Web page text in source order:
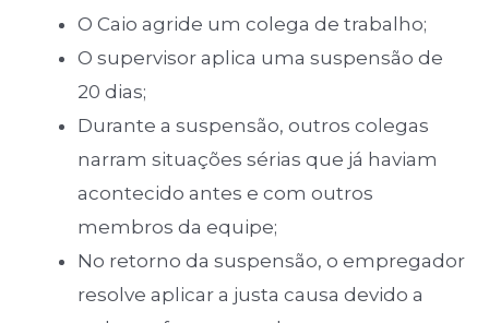
O Caio agride um colega de trabalho;
O supervisor aplica uma suspensão de
20 dias;
Durante a suspensão, outros colegas
narram situações sérias que já haviam
acontecido antes e com outros
membros da equipe;
No retorno da suspensão, o empregador
resolve aplicar a justa causa devido a